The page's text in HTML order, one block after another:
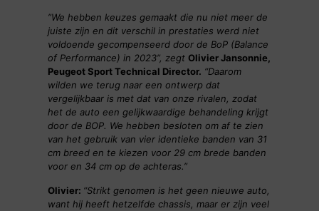
”We hebben keuzes gemaakt die nu niet meer de
juiste zijn en dit verschil in prestaties werd niet
voldoende gecompenseerd door de BoP (Balance
of Performance) in 2023”, zegt Olivier Jansonnie,
Peugeot Sport Technical Director. “Daarom
wilden we terug naar een ontwerp dat
vergelijkbaar is met dat van onze rivalen, zodat
het de auto een gelijkwaardige behandeling krijgt
door de BOP. We hebben besloten om af te zien
van het gebruik van vier identieke banden van 31
cm breed en te kiezen voor 29 cm brede banden
voor en 34 cm op de achteras.”
Olivier: “Strikt genomen is het geen nieuwe auto,
want hij heeft hetzelfde chassis, maar er zijn veel